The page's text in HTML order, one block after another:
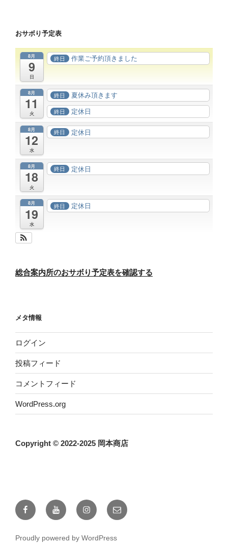
おサボり予定表
8月
9
日
終日 作業ご予約頂きました
8月
11
火
終日 夏休み頂きます
終日 定休日
8月
12
水
終日 定休日
8月
18
火
終日 定休日
8月
19
水
終日 定休日
総合案内所のおサボり予定表を確認する
メタ情報
ログイン
投稿フィード
コメントフィード
WordPress.org
Copyright © 2022-2025 岡本商店
FacebookYouTubeinstagramメ
ー
Proudly powered by WordPress